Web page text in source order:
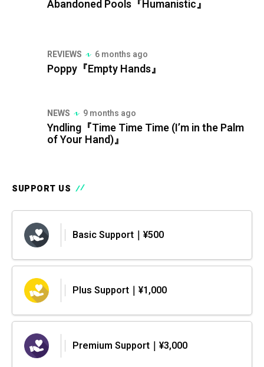
Abandoned Pools『Humanistic』
REVIEWS 6 months ago
Poppy『Empty Hands』
NEWS 9 months ago
Yndling『Time Time Time (I’m in the Palm
of Your Hand)』
SUPPORT US
Basic Support｜¥500
Plus Support｜¥1,000
Premium Support｜¥3,000